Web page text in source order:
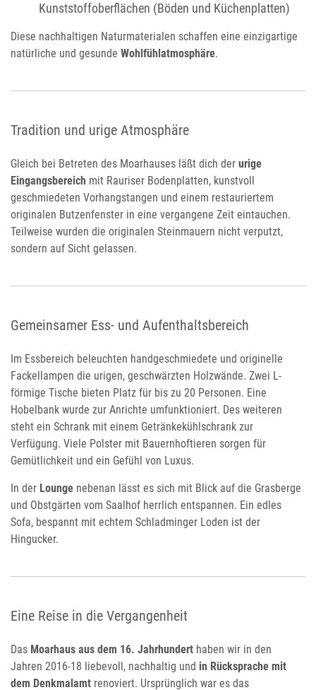
Kunststoffoberflächen (Böden und Küchenplatten)
Diese nachhaltigen Naturmaterialen schaffen eine einzigartige
natürliche und gesunde Wohlfühlatmosphäre.
Tradition und urige Atmosphäre
Gleich bei Betreten des Moarhauses läßt dich der urige
Eingangsbereich mit Rauriser Bodenplatten, kunstvoll
geschmiedeten Vorhangstangen und einem restauriertem
originalen Butzenfenster in eine vergangene Zeit eintauchen.
Teilweise wurden die originalen Steinmauern nicht verputzt,
sondern auf Sicht gelassen.
Gemeinsamer Ess- und Aufenthaltsbereich
Im Essbereich beleuchten handgeschmiedete und originelle
Fackellampen die urigen, geschwärzten Holzwände. Zwei L-
förmige Tische bieten Platz für bis zu 20 Personen. Eine
Hobelbank wurde zur Anrichte umfunktioniert. Des weiteren
steht ein Schrank mit einem Getränkekühlschrank zur
Verfügung. Viele Polster mit Bauernhoftieren sorgen für
Gemütlichkeit und ein Gefühl von Luxus.
In der Lounge nebenan lässt es sich mit Blick auf die Grasberge
und Obstgärten vom Saalhof herrlich entspannen. Ein edles
Sofa, bespannt mit echtem Schladminger Loden ist der
Hingucker.
Eine Reise in die Vergangenheit
Das Moarhaus aus dem 16. Jahrhundert haben wir in den
Jahren 2016-18 liebevoll, nachhaltig und in Rücksprache mit
dem Denkmalamt renoviert. Ursprünglich war es das